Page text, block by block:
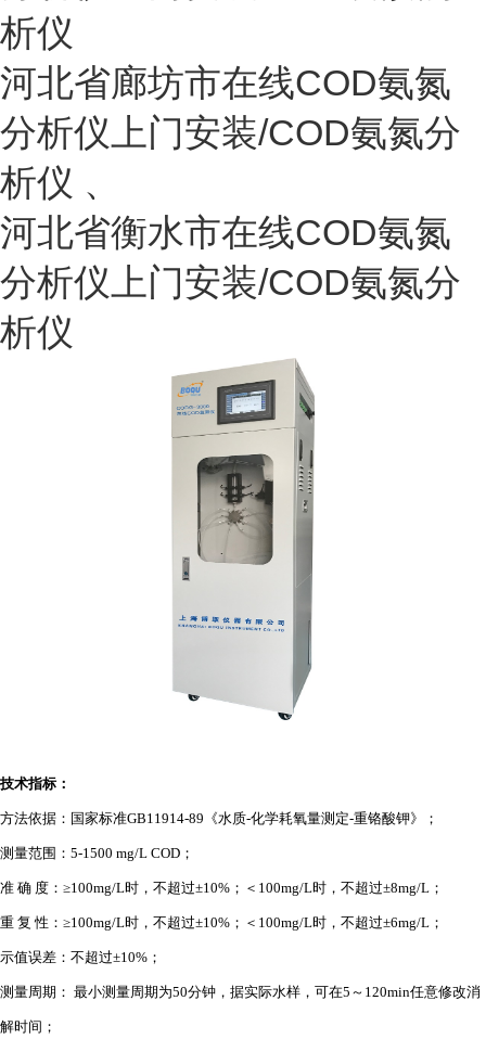
析仪
河北省廊坊市在线COD氨氮
分析仪上门安装/COD氨氮分
析仪 、
河北省衡水市在线COD氨氮
分析仪上门安装/COD氨氮分
析仪
技术指标：
方法依据：国家标准GB11914-89《水质-化学耗氧量测定-重铬酸钾》 ；
测量范围： 5-1500 mg/L COD ；
准 确 度： ≥100mg/L时，不超过±10%；＜100mg/L时，不超过±8mg/L ；
重 复 性： ≥100mg/L时，不超过±10%；＜100mg/L时，不超过±6mg/L ；
示值误差：不超过±10% ；
测量周期： 最小测量周期为50分钟，据实际水样，可在5～120min任意修改消
解时间 ；